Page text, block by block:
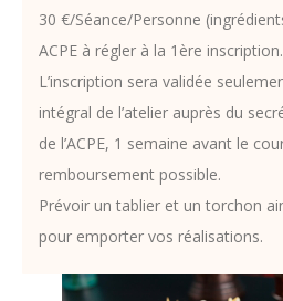
30 €/Séance/Personne
ACPE à régler à la 1ère inscription.
L’inscription sera validée
intégral de l’atelier auprès du
de l’ACPE, 1 semaine avant le
remboursement possible.
Prévoir un tablier et un torchon
pour emporter vos réalisations.